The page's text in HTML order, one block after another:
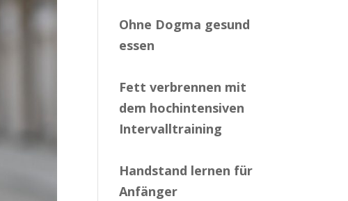
Ohne Dogma gesund
essen
Fett verbrennen mit
dem hochintensiven
Intervalltraining
Handstand lernen für
Anfänger